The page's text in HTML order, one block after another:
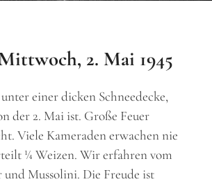
2. Mai 1945
einer dicken Schneedecke,
der 2. Mai ist. Große Feuer
Viele Kameraden erwachen nie
¼ Weizen. Wir erfahren vom
Mussolini. Die Freude ist